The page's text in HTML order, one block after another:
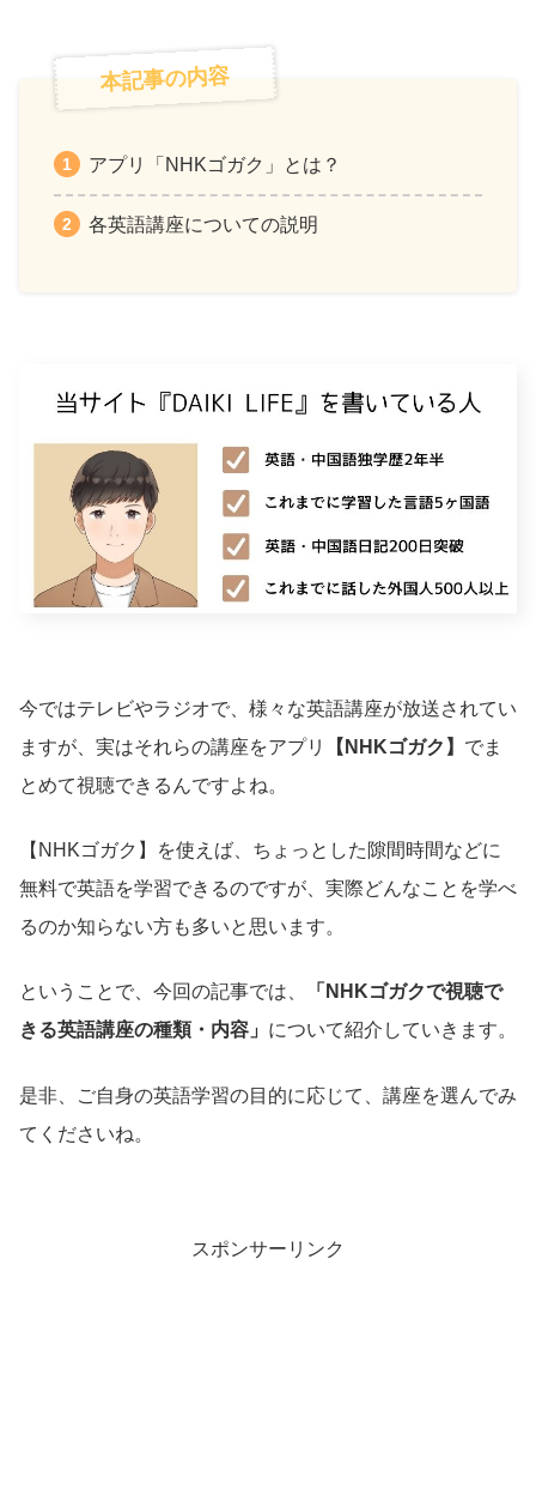
本記事の内容
アプリ「NHKゴガク」とは？
各英語講座についての説明
今ではテレビやラジオで、様々な英語講座が放送されてい
ますが、実はそれらの講座をアプリ
【NHKゴガク】 でま
とめて視聴できるんですよね。
【NHKゴガク】を使えば、ちょっとした隙間時間などに
無料で英語を学習できるのですが、実際どんなことを学べ
るのか知らない方も多いと思います。
ということで、今回の記事では、
「NHKゴガクで視聴で
きる英語講座の種類・内容」 について紹介していきます。
是非、ご自身の英語学習の目的に応じて、講座を選んでみ
てくださいね。
スポンサーリンク